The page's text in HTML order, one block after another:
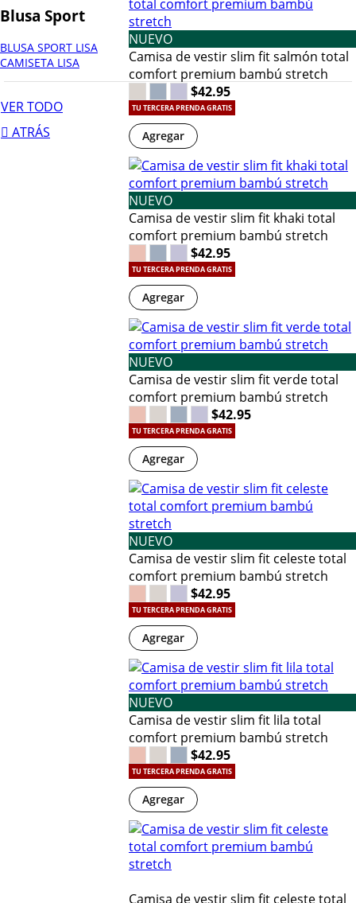
Blusa Sport
BLUSA SPORT LISA
CAMISETA LISA
VER TODO
ATRÁS
NUEVO
Camisa de vestir slim fit salmón total
comfort premium bambú stretch
$42.95
TU TERCERA PRENDA GRATIS
Agregar
NUEVO
Camisa de vestir slim fit khaki total
comfort premium bambú stretch
$42.95
TU TERCERA PRENDA GRATIS
Agregar
NUEVO
Camisa de vestir slim fit verde total
comfort premium bambú stretch
$42.95
TU TERCERA PRENDA GRATIS
Agregar
NUEVO
Camisa de vestir slim fit celeste total
comfort premium bambú stretch
$42.95
TU TERCERA PRENDA GRATIS
Agregar
NUEVO
Camisa de vestir slim fit lila total
comfort premium bambú stretch
$42.95
TU TERCERA PRENDA GRATIS
Agregar
Camisa de vestir slim fit celeste total